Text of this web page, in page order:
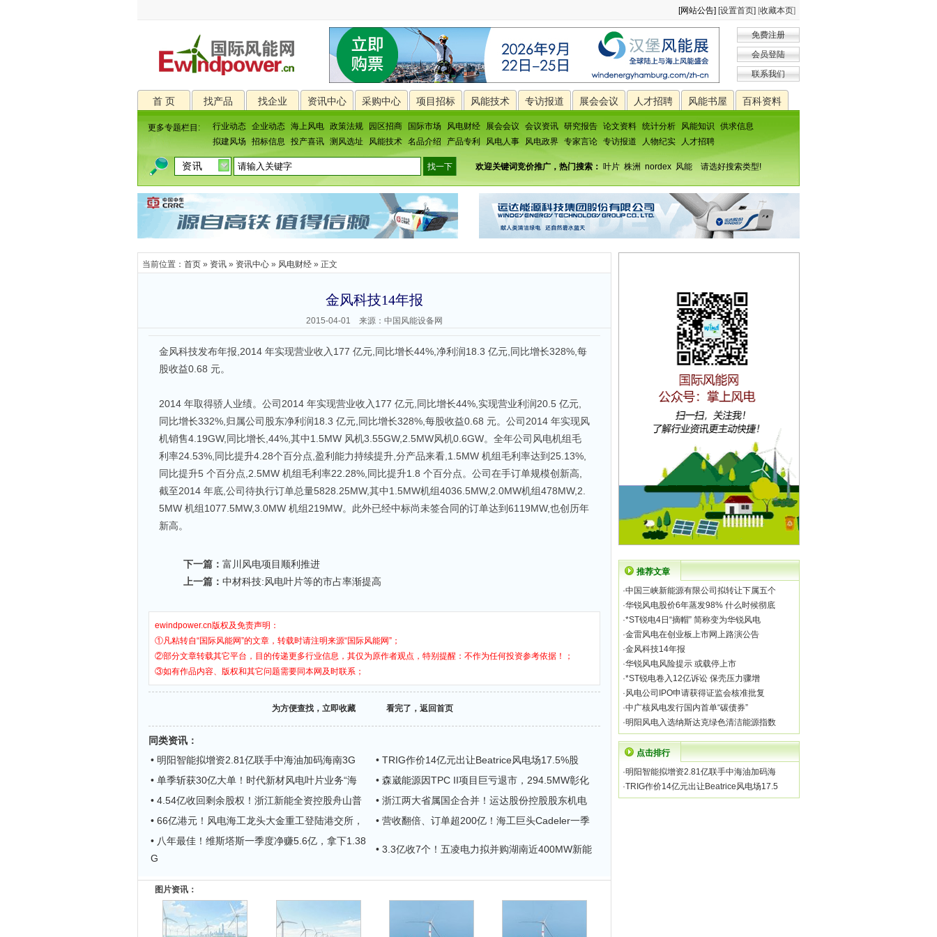
[网站公告] [设置首页] [收藏本页]
免费注册
会员登陆
联系我们
首 页 找产品 找企业 资讯中心 采购中心 项目招标 风能技术 专访报道 展会会议 人才招聘 风能书屋 百科资料
更多专题栏目: 行业动态 企业动态 海上风电 政策法规 园区招商 国际市场 风电财经 展会会议 会议资讯 研究报告 论文资料 统计分析 风能知识
供求信息
拟建风场
招标信息 投产喜讯 测风选址 风能技术 名品介绍 产品专利 风电人事 风电政界 专家言论 专访报道 人物纪实 人才招聘
欢迎关键词竞价推广，热门搜索： 叶片 株洲 nordex 风能 请选好搜索类型!
当前位置： 首页 » 资讯 » 资讯中心 » 风电财经 » 正文
金风科技14年报
2015-04-01 来源：中国风能设备网
金风科技发布年报,2014 年实现营业收入177 亿元,同比增长44%,净利润18.3 亿元,同比增长328%,每
股收益0.68 元。
2014 年取得骄人业绩。公司2014 年实现营业收入177 亿元,同比增长44%,实现营业利润20.5 亿元,
同比增长332%,归属公司股东净利润18.3 亿元,同比增长328%,每股收益0.68 元。公司2014 年实现风
机销售4.19GW,同比增长,44%,其中1.5MW 风机3.55GW,2.5MW风机0.6GW。全年公司风电机组毛
利率24.53%,同比提升4.28个百分点,盈利能力持续提升,分产品来看,1.5MW 机组毛利率达到25.13%,
同比提升5 个百分点,2.5MW 机组毛利率22.28%,同比提升1.8 个百分点。公司在手订单规模创新高,
截至2014 年底,公司待执行订单总量5828.25MW,其中1.5MW机组4036.5MW,2.0MW机组478MW,2.
5MW 机组1077.5MW,3.0MW 机组219MW。此外已经中标尚未签合同的订单达到6119MW,也创历年
新高。
下一篇： 富川风电项目顺利推进
上一篇： 中材科技:风电叶片等的市占率渐提高
ewindpower.cn版权及免责声明：
①凡粘转自“国际风能网”的文章，转载时请注明来源“国际风能网”；
②部分文章转载其它平台，目的传递更多行业信息，其仅为原作者观点，特别提醒：不作为任何投资参考依据！；
③如有作品内容、版权和其它问题需要同本网及时联系；
为方便查找，立即收藏 看完了，返回首页
同类资讯 ：
• 明阳智能拟增资2.81亿联手中海油加码海南3G
• TRIG作价14亿元出让Beatrice风电场17.5%股
• 单季斩获30亿大单！时代新材风电叶片业务“海
• 森崴能源因TPC II项目巨亏退市，294.5MW彰化
• 4.54亿收回剩余股权！浙江新能全资控股舟山普
• 浙江两大省属国企合并！运达股份控股股东机电
• 66亿港元！风电海工龙头大金重工登陆港交所，
• 营收翻倍、订单超200亿！海工巨头Cadeler一季
• 八年最佳！维斯塔斯一季度净赚5.6亿，拿下1.38
G
• 3.3亿收7个！五凌电力拟并购湖南近400MW新能
图片资讯：
推荐文章
·中国三峡新能源有限公司拟转让下属五个
·华锐风电股价6年蒸发98% 什么时候彻底
·*ST锐电4日“摘帽” 简称变为华锐风电
·金雷风电在创业板上市网上路演公告
·金风科技14年报
·华锐风电风险提示 或载停上市
·*ST锐电卷入12亿诉讼 保壳压力骤增
·风电公司IPO申请获得证监会核准批复
·中广核风电发行国内首单“碳债券”
·明阳风电入选纳斯达克绿色清洁能源指数
点击排行
·明阳智能拟增资2.81亿联手中海油加码海
·TRIG作价14亿元出让Beatrice风电场17.5